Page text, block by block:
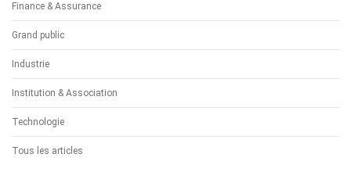
Finance & Assurance
Grand public
Industrie
Institution & Association
Technologie
Tous les articles